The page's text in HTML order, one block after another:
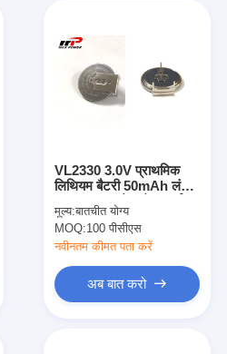
VL2330 3.0V प्राथमिक
लिथियम बैटरी 50mAh लंबे
समय तक चलने वाले प्रदर्शन
के लिए
मूल्य:बातचीत योग्य
MOQ:100 पीसीएस
नवीनतम कीमत पता करें
अब बात करो